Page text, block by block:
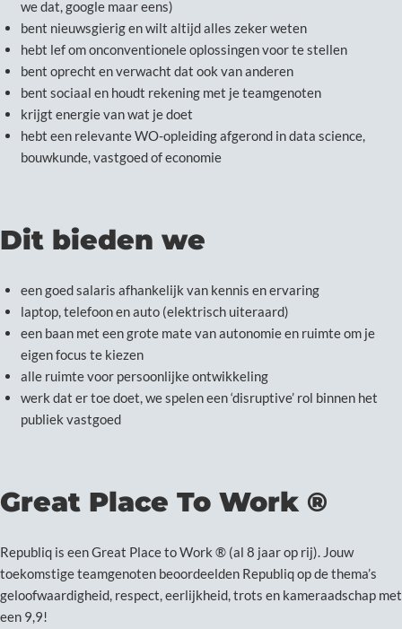
we dat, google maar eens)
bent nieuwsgierig en wilt altijd alles zeker weten
hebt lef om onconventionele oplossingen voor te stellen
bent oprecht en verwacht dat ook van anderen
bent sociaal en houdt rekening met je teamgenoten
krijgt energie van wat je doet
hebt een relevante WO-opleiding afgerond in data science,
bouwkunde, vastgoed of economie
Dit bieden we
een goed salaris afhankelijk van kennis en ervaring
laptop, telefoon en auto (elektrisch uiteraard)
een baan met een grote mate van autonomie en ruimte om je
eigen focus te kiezen
alle ruimte voor persoonlijke ontwikkeling
werk dat er toe doet, we spelen een ‘disruptive’ rol binnen het
publiek vastgoed
Great Place To Work ®
Republiq is een Great Place to Work ® (al 8 jaar op rij). Jouw
toekomstige teamgenoten beoordeelden Republiq op de thema’s
geloofwaardigheid, respect, eerlijkheid, trots en kameraadschap met
een 9,9!